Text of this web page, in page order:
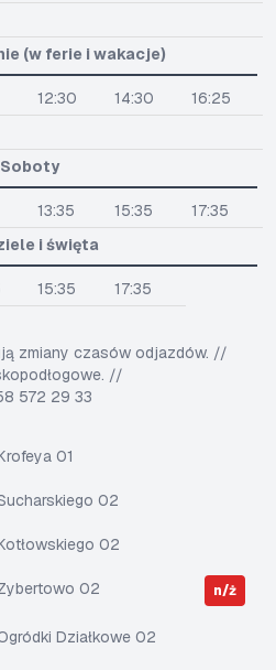
01
02
02
02 n/ż
Działkowe 02
(w ferie i wakacje)
12:30 14:30
16:25
Soboty
13:35 15:35
17:35
i święta
15:35 17:35
zmiany czasów odjazdów. //
//
572 29 33